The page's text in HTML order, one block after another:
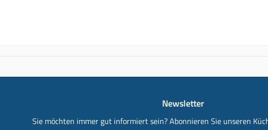
Newsletter
Sie möchten immer gut informiert sein? Abonnieren Sie unseren